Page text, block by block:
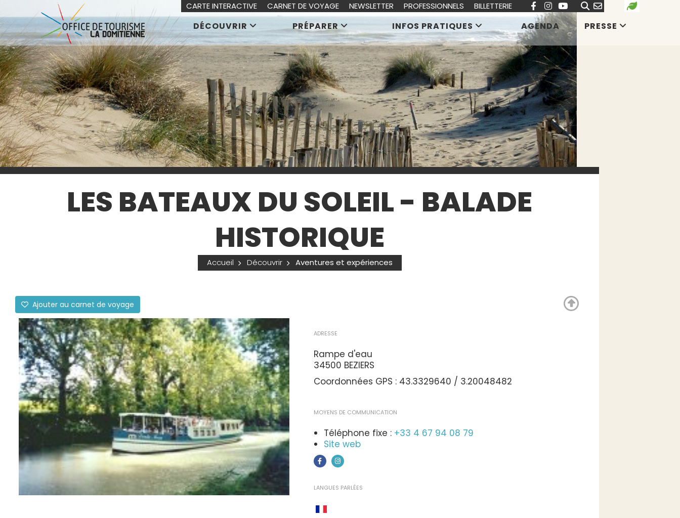
LES BATEAUX DU SOLEIL - BALADE
HISTORIQUE
Accueil Découvrir Aventures et expériences
Ajouter au carnet de voyage
ADRESSE
Rampe d'eau
34500 BEZIERS
Coordonnées GPS : 43.3329640 / 3.20048482
MOYENS DE COMMUNICATION
Téléphone fixe : +33 4 67 94 08 79
Site web
LANGUES PARLÉES
DÉCOUVRIR PRÉPARER INFOS PRATIQUES AGENDA PRESSE
CARTE INTERACTIVE CARNET DE VOYAGE NEWSLETTER PROFESSIONNELS BILLETTERIE